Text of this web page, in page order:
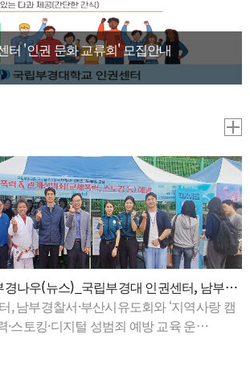
터 '인권 문화 교류회' 모집안내
나우(뉴스)_국립부경대 인권센터, 남부경
'지역사랑 캠페인' 개최
, 남부경찰서·부산시유도회와 ‘지역사랑 캠
·스토킹·디지털 성범죄 예방 교육 운
학 축제 기간인 5월 12일부터 14일까지 사